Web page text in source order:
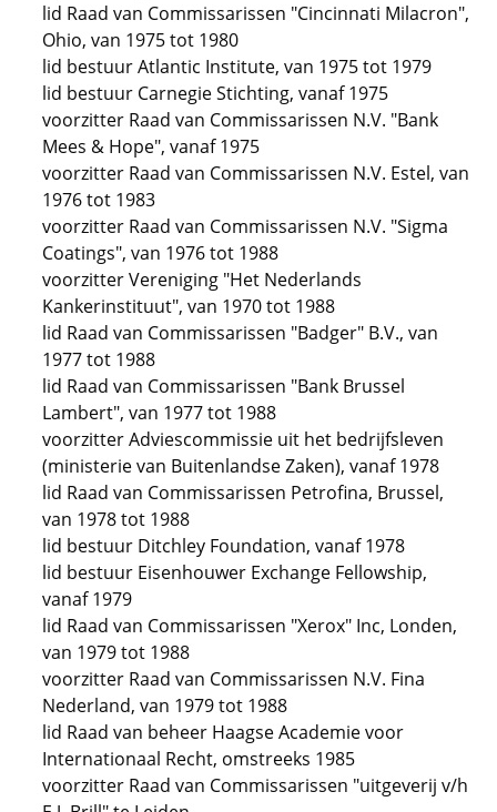
lid Raad van Commissarissen "Cincinnati Milacron",
Ohio, van 1975 tot 1980
lid bestuur Atlantic Institute, van 1975 tot 1979
lid bestuur Carnegie Stichting, vanaf 1975
voorzitter Raad van Commissarissen N.V. "Bank
Mees & Hope", vanaf 1975
voorzitter Raad van Commissarissen N.V. Estel, van
1976 tot 1983
voorzitter Raad van Commissarissen N.V. "Sigma
Coatings", van 1976 tot 1988
voorzitter Vereniging "Het Nederlands
Kankerinstituut", van 1970 tot 1988
lid Raad van Commissarissen "Badger" B.V., van
1977 tot 1988
lid Raad van Commissarissen "Bank Brussel
Lambert", van 1977 tot 1988
voorzitter Adviescommissie uit het bedrijfsleven
(ministerie van Buitenlandse Zaken), vanaf 1978
lid Raad van Commissarissen Petrofina, Brussel,
van 1978 tot 1988
lid bestuur Ditchley Foundation, vanaf 1978
lid bestuur Eisenhouwer Exchange Fellowship,
vanaf 1979
lid Raad van Commissarissen "Xerox" Inc, Londen,
van 1979 tot 1988
voorzitter Raad van Commissarissen N.V. Fina
Nederland, van 1979 tot 1988
lid Raad van beheer Haagse Academie voor
Internationaal Recht, omstreeks 1985
voorzitter Raad van Commissarissen "uitgeverij v/h